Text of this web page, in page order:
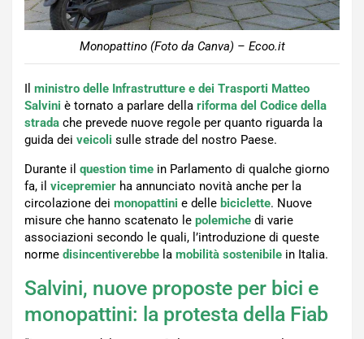
Monopattino (Foto da Canva) – Ecoo.it
Il ministro delle Infrastrutture e dei Trasporti Matteo
Salvini è tornato a parlare della riforma del Codice della
strada che prevede nuove regole per quanto riguarda la
guida dei veicoli sulle strade del nostro Paese.
Durante il question time in Parlamento di qualche giorno
fa, il vicepremier ha annunciato novità anche per la
circolazione dei monopattini e delle biciclette. Nuove
misure che hanno scatenato le polemiche di varie
associazioni secondo le quali, l’introduzione di queste
norme disincentiverebbe la mobilità sostenibile in Italia.
Salvini, nuove proposte per bici e
monopattini: la protesta della Fiab